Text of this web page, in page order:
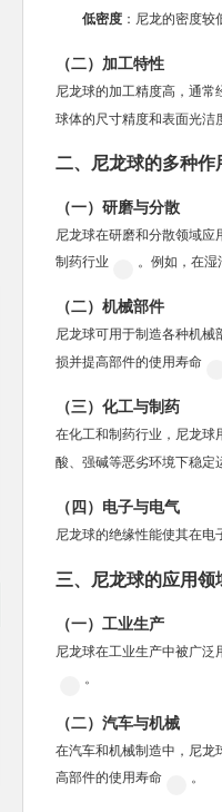
低密度：尼龙的密度较
（二）加工特性
尼龙球的加工精度高，通常
球体的尺寸精度和表面光洁
二、尼龙球的多种作
（一）研磨与分散
尼龙球在研磨和分散领域
制药行业
。例如，在
（二）机械部件
尼龙球可用于制造各种机械
损并提高部件的使用寿命
（三）化工与制药
在化工和制药行业，尼龙球
酸、强碱等恶劣环境下稳定
（四）电子与电气
尼龙球的绝缘性能使其在
三、尼龙球的应用领
（一）工业生产
尼龙球在工业生产中被广
。
（二）汽车与机械
在汽车和机械制造中，尼龙
高部件的使用寿命
。